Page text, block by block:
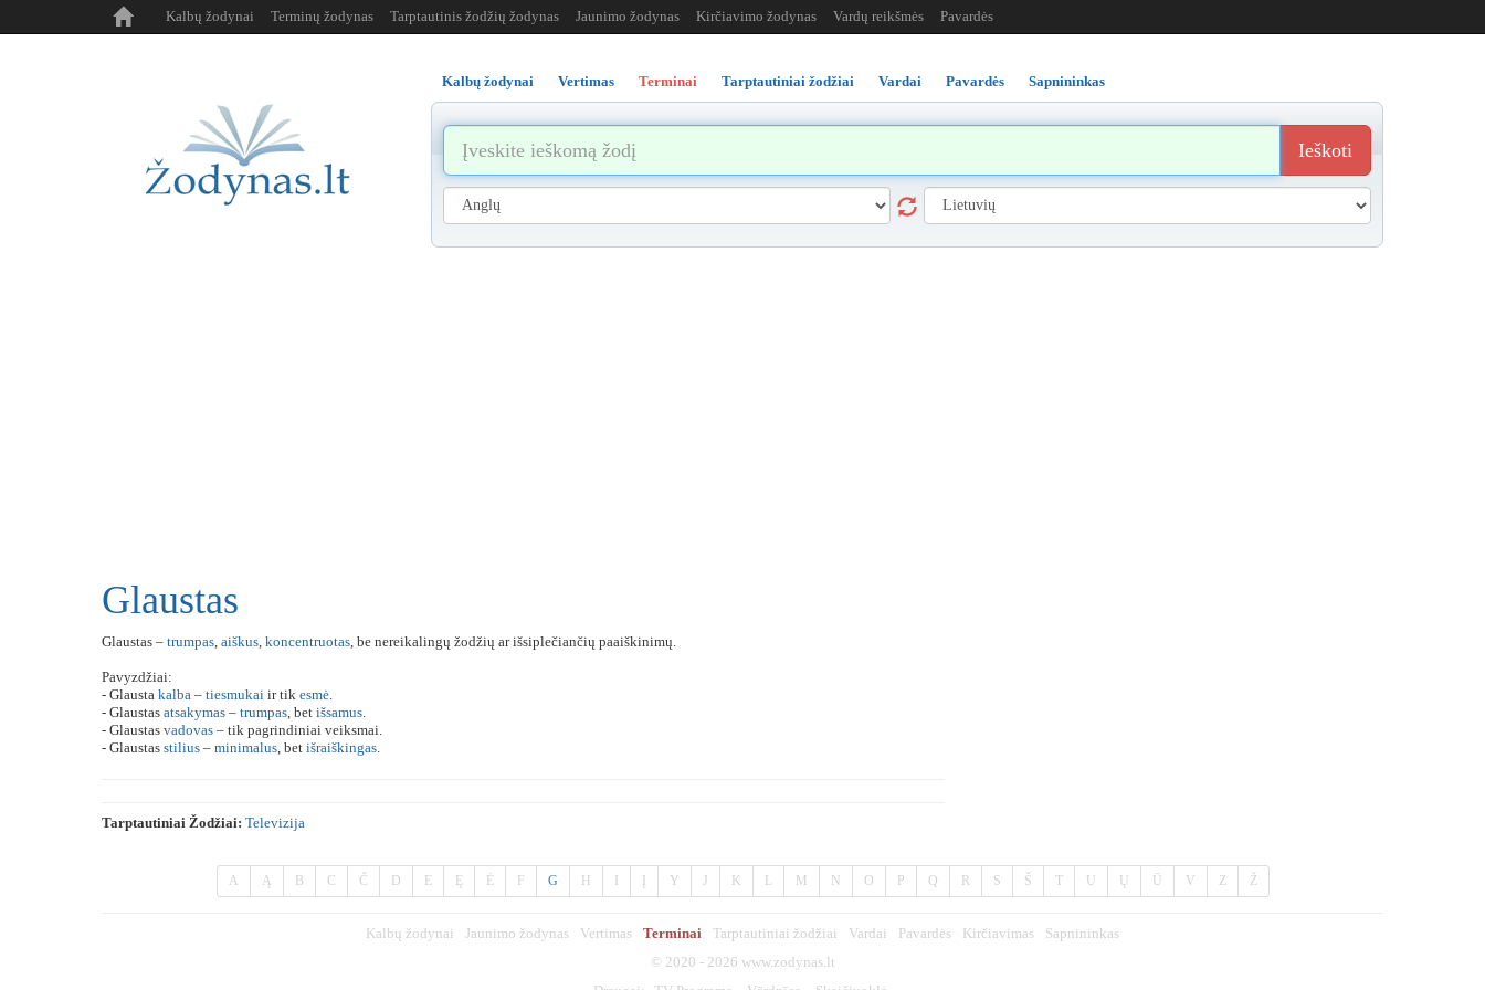
Kalbų žodynai Terminų žodynas Tarptautinis žodžių žodynas Jaunimo žodynas Kirčiavimo žodynas Vardų reikšmės Pavardės
Kalbų žodynai Vertimas Terminai Tarptautiniai žodžiai Vardai Pavardės Sapnininkas
Ieškoti
Glaustas
Glaustas – trumpas, aiškus, koncentruotas, be nereikalingų žodžių ar išsiplečiančių paaiškinimų.
Pavyzdžiai:
- Glausta kalba – tiesmukai ir tik esmė.
- Glaustas atsakymas – trumpas, bet išsamus.
- Glaustas vadovas – tik pagrindiniai veiksmai.
- Glaustas stilius – minimalus, bet išraiškingas.
Tarptautiniai Žodžiai: Televizija
A Ą B C Č D E Ę Ė F G H Y J K L M N O P Q R S Š T U Ų Ū V Z Ž
Kalbų žodynai Jaunimo žodynas Vertimas Terminai Tarptautiniai žodžiai Vardai Pavardės Kirčiavimas
Sapnininkas
© 2020 - 2026 www.zodynas.lt